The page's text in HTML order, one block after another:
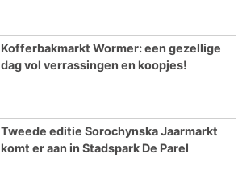
Kofferbakmarkt Wormer: een gezellige
dag vol verrassingen en koopjes!
Tweede editie Sorochynska Jaarmarkt
komt er aan in Stadspark De Parel